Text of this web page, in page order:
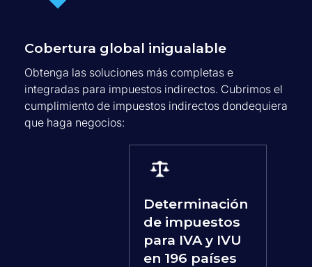
Cobertura global inigualable
Obtenga las soluciones más completas e
integradas para impuestos indirectos. Cubrimos el
cumplimiento de impuestos indirectos dondequiera
que haga negocios:
Determinación
de impuestos
para IVA y IVU
en 196 países